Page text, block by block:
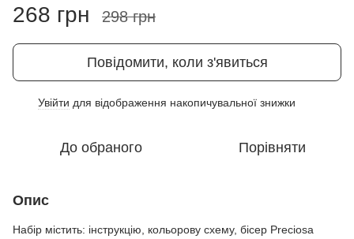
268 грн 298 грн
Повідомити, коли з'явиться
Увійти для відображення накопичувальної знижки
До обраного Порівняти
Опис
Набір містить: інструкцію, кольорову схему, бісер Preciosa